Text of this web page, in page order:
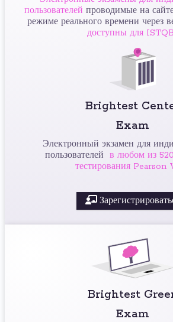
пользователей проводимые на
режиме реального времени через
доступны для
Brightest
Exam
Электронный экзамен для
пользователей
в любом из
тестирования Pearson
Brightest
Exam